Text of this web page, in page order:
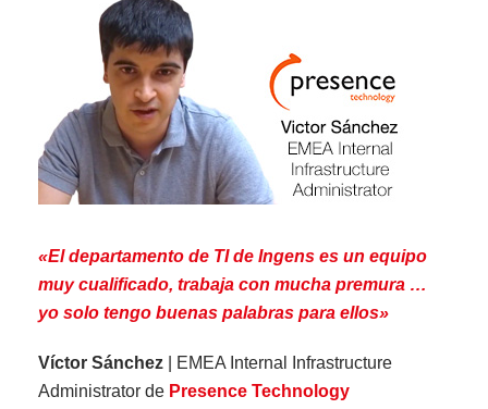
«El departamento de TI de Ingens es un equipo
muy cualificado, trabaja con mucha premura …
yo solo tengo buenas palabras para ellos»
Víctor Sánchez | EMEA Internal Infrastructure
Administrator de Presence Technology